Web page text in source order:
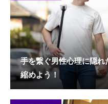
手を繋ぐ男性心理に隠
縮めよう！